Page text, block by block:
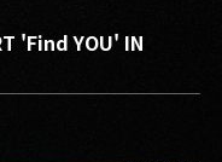
'Find YOU' IN